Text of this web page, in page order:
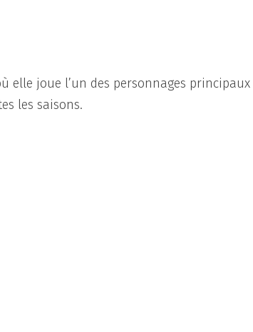
elle joue l’un des personnages
les saisons.